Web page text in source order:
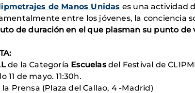
de Manos Unidas es una actividad
entre los jóvenes, la conciencia
de duración en el que plasman su punto
de la Categoría Escuelasdel Festival de
11 de mayo. 11:30h.
la Prensa (Plaza del Callao, 4 -Madrid)